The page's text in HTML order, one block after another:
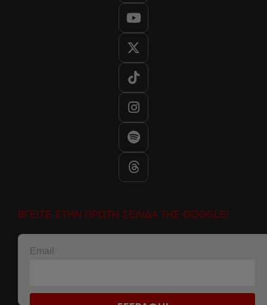
ΒΓΕΙΤΕ ΣΤΗΝ ΠΡΩΤΗ ΣΕΛΙΔΑ ΤΗΣ GOOGLE!
Email